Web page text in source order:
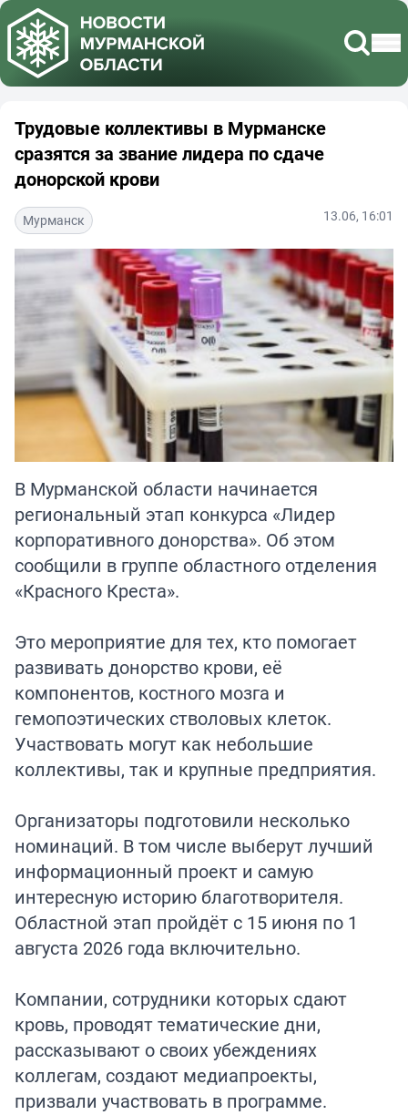
Трудовые коллективы в Мурманске
сразятся за звание лидера по сдаче
донорской крови
Мурманск 13.06, 16:01
В Мурманской области начинается
региональный этап конкурса «Лидер
корпоративного донорства». Об этом
сообщили в группе областного отделения
«Красного Креста».
Это мероприятие для тех, кто помогает
развивать донорство крови, её
компонентов, костного мозга и
гемопоэтических стволовых клеток.
Участвовать могут как небольшие
коллективы, так и крупные предприятия.
Организаторы подготовили несколько
номинаций. В том числе выберут лучший
информационный проект и самую
интересную историю благотворителя.
Областной этап пройдёт с 15 июня по 1
августа 2026 года включительно.
Компании, сотрудники которых сдают
кровь, проводят тематические дни,
рассказывают о своих убеждениях
коллегам, создают медиапроекты,
призвали участвовать в программе.